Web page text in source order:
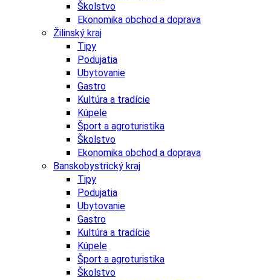
Školstvo
Ekonomika obchod a doprava
Žilinský kraj
Tipy
Podujatia
Ubytovanie
Gastro
Kultúra a tradície
Kúpele
Šport a agroturistika
Školstvo
Ekonomika obchod a doprava
Banskobystrický kraj
Tipy
Podujatia
Ubytovanie
Gastro
Kultúra a tradície
Kúpele
Šport a agroturistika
Školstvo